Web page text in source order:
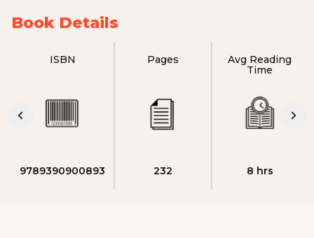
Book Details
ISBN
9789390900893
Pages
232
Avg Reading
Time
8 hrs